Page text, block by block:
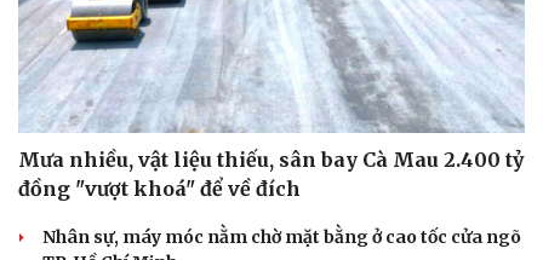
Sức khỏe
Dinh dưỡng - món ngon
Cây thuốc
Nhi khoa
Đời sống
Nhà đẹp
Blog
Mưa nhiều, vật liệu thiếu, sân bay Cà Mau 2.400 tỷ
đồng "vượt khoá" để về đích
Nhân sự, máy móc nằm chờ mặt bằng ở cao tốc cửa ngõ